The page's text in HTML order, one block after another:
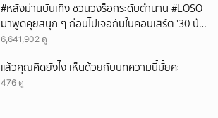
#หลังม่านบันเทิง ชวนวงร็อกระดับตำนาน #LOSO
มาพูดคุยสนุก ๆ ก่อนไปเจอกันในคอนเสิร์ต '30 ปี
LOSO นานเท่าไรก็รอ'
6,641,902 ดู
แล้วคุณคิดยังไง เห็นด้วยกับบทความนี้มั้ยคะ
476 ดู